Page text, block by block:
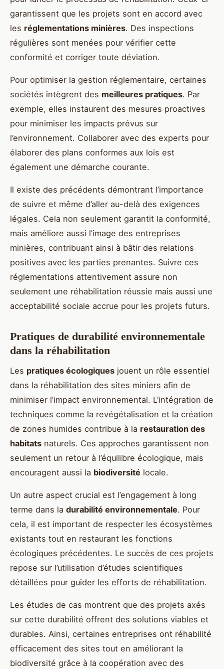
garantissent que les projets sont en accord avec
les réglementations minières. Des inspections
régulières sont menées pour vérifier cette
conformité et corriger toute déviation.
Pour optimiser la gestion réglementaire, certaines
sociétés intègrent des meilleures pratiques. Par
exemple, elles instaurent des mesures proactives
pour minimiser les impacts prévus sur
l’environnement. Collaborer avec des experts pour
élaborer des plans conformes aux lois est
également une démarche courante.
Il existe des précédents démontrant l’importance
de suivre et même d’aller au-delà des exigences
légales. Cela non seulement garantit la conformité,
mais améliore aussi l’image des entreprises
minières, contribuant ainsi à bâtir des relations
positives avec les parties prenantes. Suivre ces
réglementations attentivement assure non
seulement une réhabilitation réussie mais aussi une
acceptabilité sociale accrue pour les projets futurs.
Pratiques de durabilité environnementale
dans la réhabilitation
Les pratiques écologiques jouent un rôle essentiel
dans la réhabilitation des sites miniers afin de
minimiser l’impact environnemental. L’intégration de
techniques comme la revégétalisation et la création
de zones humides contribue à la restauration des
habitats naturels. Ces approches garantissent non
seulement un retour à l’équilibre écologique, mais
encouragent aussi la biodiversité locale.
Un autre aspect crucial est l’engagement à long
terme dans la durabilité environnementale. Pour
cela, il est important de respecter les écosystèmes
existants tout en restaurant les fonctions
écologiques précédentes. Le succès de ces projets
repose sur l’utilisation d’études scientifiques
détaillées pour guider les efforts de réhabilitation.
Les études de cas montrent que des projets axés
sur cette durabilité offrent des solutions viables et
durables. Ainsi, certaines entreprises ont réhabilité
efficacement des sites tout en améliorant la
biodiversité grâce à la coopération avec des